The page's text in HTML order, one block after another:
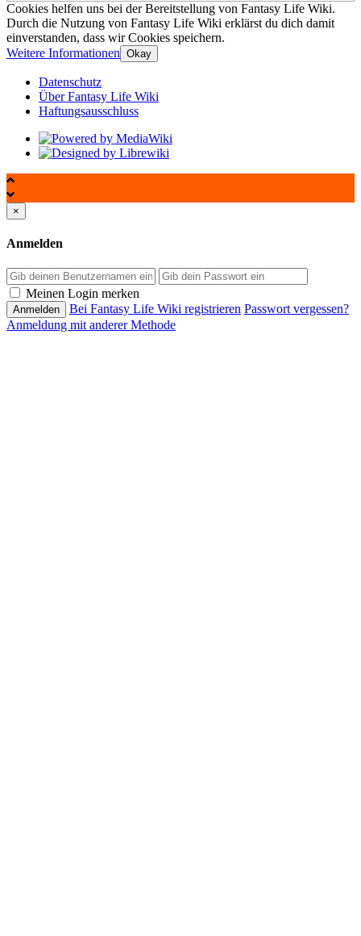
Cookies helfen uns bei der Bereitstellung von Fantasy Life Wiki.
Durch die Nutzung von Fantasy Life Wiki erklärst du dich damit
einverstanden, dass wir Cookies speichern.
Weitere Informationen Okay
Datenschutz
Über Fantasy Life Wiki
Haftungsausschluss
×
Anmelden
Passwort
Meinen Login merken
Bei Fantasy Life Wiki registrieren Passwort vergessen?
Anmeldung mit anderer Methode